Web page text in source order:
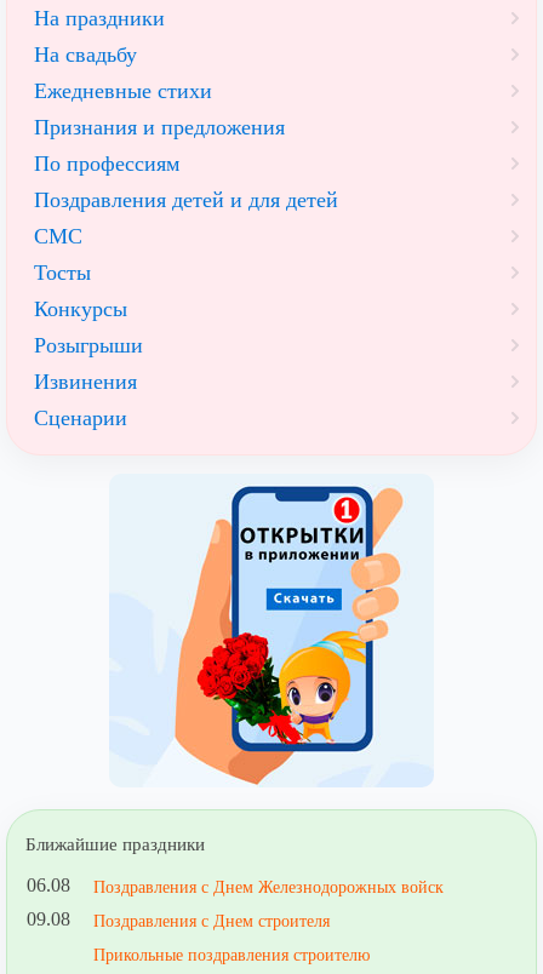
На праздники
На свадьбу
Ежедневные стихи
Признания и предложения
По профессиям
Поздравления детей и для детей
СМС
Тосты
Конкурсы
Розыгрыши
Извинения
Сценарии
Ближайшие праздники
06.08 Поздравления с Днем Железнодорожных войск
09.08
Поздравления с Днем строителя
Прикольные поздравления строителю